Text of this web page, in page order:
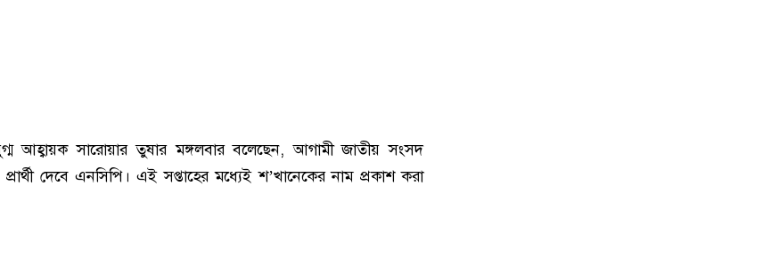
আহ্বায়ক সারোয়ার তুষার মঙ্গলবার বলেছেন, আগামী জাতীয় সংসদ
দেবে এনসিপি। এই সপ্তাহের মধ্যেই শ’খানেকের নাম প্রকাশ করা